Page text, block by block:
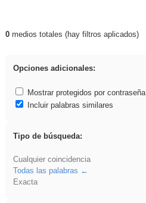
Resultados de: song
0medios totales (hay filtros aplicados)
Opciones adicionales:
Mostrar protegidos por contraseña
Incluir palabras similares
Tipo de búsqueda:
Cualquier coincidencia
Todas las palabras
Exacta